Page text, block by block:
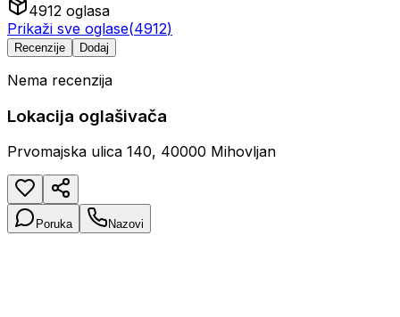
4912 oglasa
Prikaži sve oglase(4912)
Recenzije Dodaj
Nema recenzija
Lokacija oglašivača
Prvomajska ulica 140, 40000 Mihovljan
Poruka Nazovi